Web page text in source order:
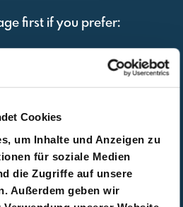
Cookies
um Inhalte und Anzeigen zu
für soziale Medien
die Zugriffe auf unsere
Außerdem geben wir
first if you prefer: